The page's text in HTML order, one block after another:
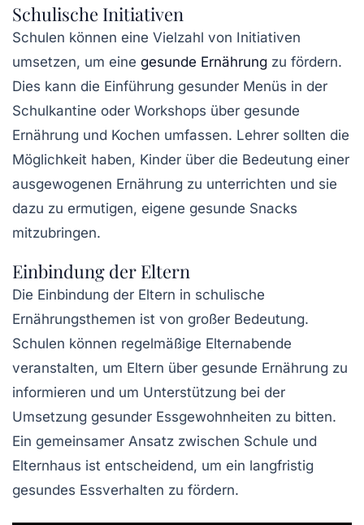
Schulische Initiativen
Schulen können eine Vielzahl von Initiativen
umsetzen, um eine gesunde Ernährung zu fördern.
Dies kann die Einführung gesunder Menüs in der
Schulkantine oder Workshops über gesunde
Ernährung und Kochen umfassen. Lehrer sollten die
Möglichkeit haben, Kinder über die Bedeutung einer
ausgewogenen Ernährung zu unterrichten und sie
dazu zu ermutigen, eigene gesunde Snacks
mitzubringen.
Einbindung der Eltern
Die Einbindung der Eltern in schulische
Ernährungsthemen ist von großer Bedeutung.
Schulen können regelmäßige Elternabende
veranstalten, um Eltern über gesunde Ernährung zu
informieren und um Unterstützung bei der
Umsetzung gesunder Essgewohnheiten zu bitten.
Ein gemeinsamer Ansatz zwischen Schule und
Elternhaus ist entscheidend, um ein langfristig
gesundes Essverhalten zu fördern.